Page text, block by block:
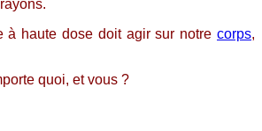
à haute dose doit agir sur notre corps,
quoi, et vous ?